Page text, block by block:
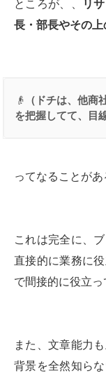
ところが、、
リ
長・部長やその
👴 （ドチは、他商
を把握してて、目
ってなることがあ
これは完全に、
直接的に業務に
で間接的に役立っ
また、文章能力
背景を全然知ら